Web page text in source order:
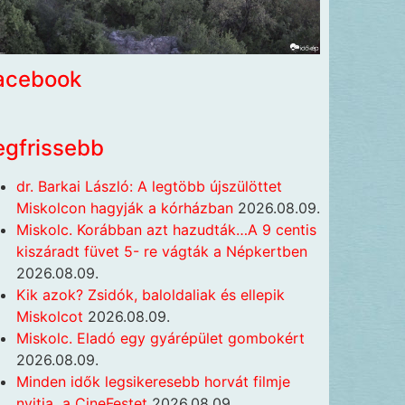
dr. Barkai László: A legtöbb újszülöttet
Miskolcon hagyják a kórházban 2026.08.09.
Miskolc. Korábban azt hazudták…A 9 centis
kiszáradt füvet 5- re vágták a Népkertben
2026.08.09.
Kik azok? Zsidók, baloldaliak és ellepik
Miskolcot 2026.08.09.
Miskolc. Eladó egy gyárépület gombokért
2026.08.09.
Minden idők legsikeresebb horvát filmje